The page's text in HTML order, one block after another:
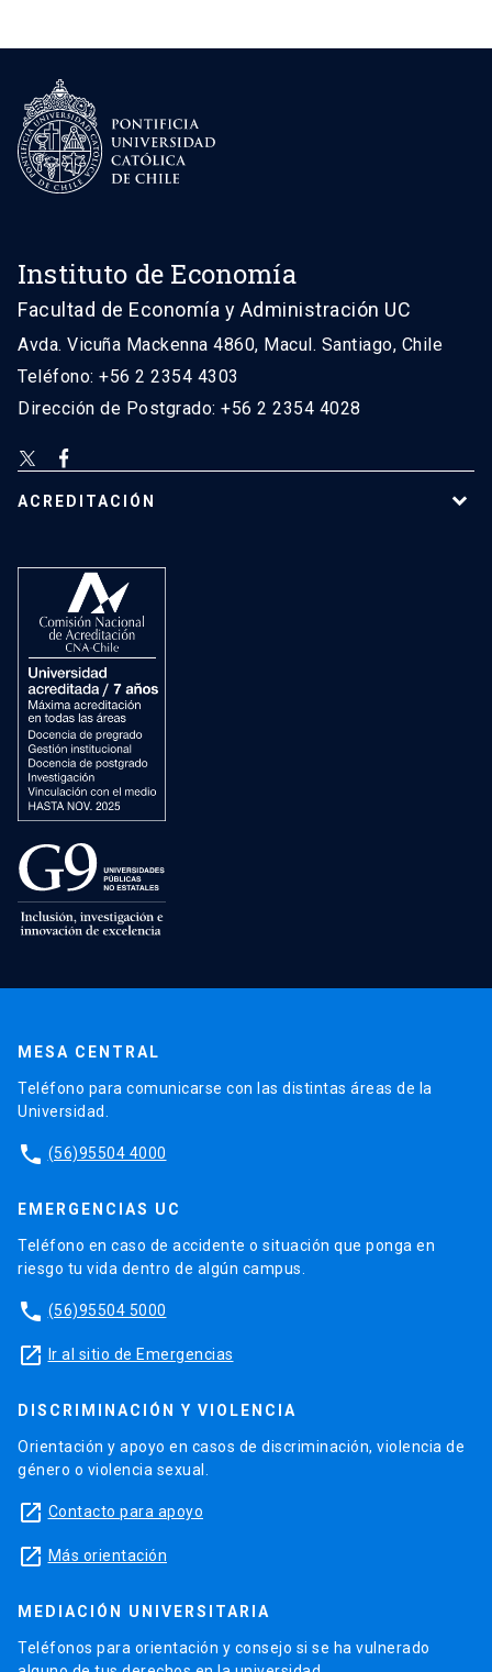
Instituto de Economía
Facultad de Economía y Administración UC
Avda. Vicuña Mackenna 4860, Macul. Santiago, Chile
Teléfono: +56 2 2354 4303
Dirección de Postgrado: +56 2 2354 4028
ACREDITACIÓN
MESA CENTRAL
Teléfono para comunicarse con las distintas áreas de la
Universidad.
phone (56)95504 4000
EMERGENCIAS UC
Teléfono en caso de accidente o situación que ponga en
riesgo tu vida dentro de algún campus.
phone (56)95504 5000
launch Ir al sitio de Emergencias
DISCRIMINACIÓN Y VIOLENCIA
Orientación y apoyo en casos de discriminación, violencia de
género o violencia sexual.
launch Contacto para apoyo
launch Más orientación
MEDIACIÓN UNIVERSITARIA
Teléfonos para orientación y consejo si se ha vulnerado